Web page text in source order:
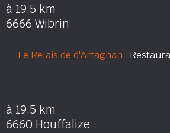
à 19.5 km
6666 Wibrin
Le Relais de d'Artagnan
à 19.5 km
6660 Houffalize